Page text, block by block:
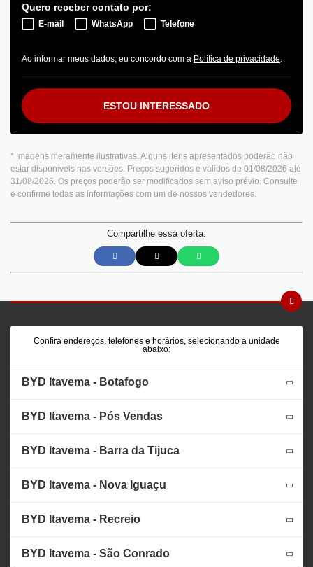
Quero receber contato por:
E-mail WhatsApp Telefone
Ao informar meus dados, eu concordo com a Política de privacidade.
ESTOU INTERESSADO
* Imagens meramente ilustrativas. Alguns itens apresentados poderão não
estar disponíveis nas versões. Preços sugeridos e válidos de 01/08/2026 até
31/08/2026. Os preços poderão ser modificados sem aviso prévio. Consulte
e confirme todas as informações com um de nossos vendedores.
Compartilhe essa oferta:
Confira endereços, telefones e horários, selecionando a unidade
abaixo:
BYD Itavema - Botafogo
BYD Itavema - Pós Vendas
BYD Itavema - Barra da Tijuca
BYD Itavema - Nova Iguaçu
BYD Itavema - Recreio
BYD Itavema - São Conrado